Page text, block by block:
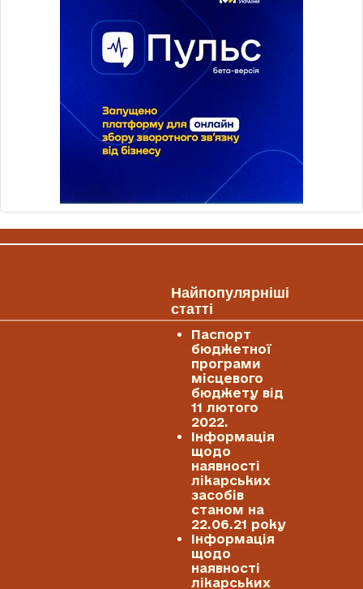
Найпопулярніші
статті
Паспорт
бюджетної
програми
місцевого
бюджету від
11 лютого
2022.
Інформація
щодо
наявності
лікарських
засобів
станом на
22.06.21 року
Інформація
щодо
наявності
лікарських